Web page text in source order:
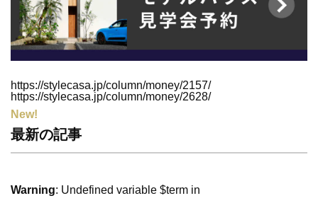
https://stylecasa.jp/column/money/2157/
https://stylecasa.jp/column/money/2628/
New!
最新の記事
Warning: Undefined variable $term in